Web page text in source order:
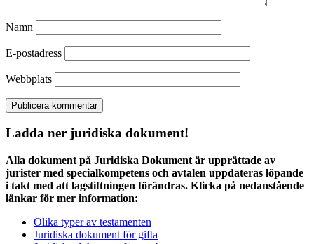
Namn
E-postadress
Webbplats
Ladda ner juridiska dokument!
Alla dokument på Juridiska Dokument är upprättade av
jurister med specialkompetens och avtalen uppdateras löpande
i takt med att lagstiftningen förändras. Klicka på nedanstående
länkar för mer information:
Olika typer av testamenten
Juridiska dokument för gifta